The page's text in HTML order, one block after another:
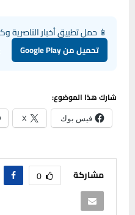
📱 حمل تطبيق أخبار الناصرية
تحميل من Google Play
شارك هذا الموضوع:
فيس بوك X
مشاركة 0